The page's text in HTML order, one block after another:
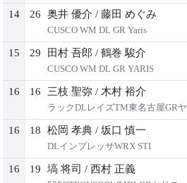
14 26 奥井 優介 / 藤田 めぐみ
CUSCO WM DL GR Yaris
15 29 田村 吾郎 / 鶴巻 駿介
CUSCO WM DL GR YARIS
16 16 三枝 聖弥 / 木村 裕介
ラックDLレイズTM東名古屋GRヤリス
16 18 松岡 孝典 / 坂口 慎一
DLインプレッサWRX STI
16 19 塙 将司 / 西村 正義